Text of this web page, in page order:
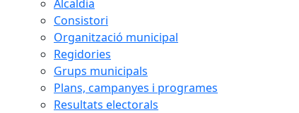
Alcaldia
Consistori
Organització municipal
Regidories
Grups municipals
Plans, campanyes i programes
Resultats electorals